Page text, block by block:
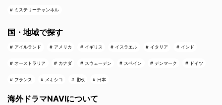
ミステリーチャンネル
国・地域で探す
アイルランド アメリカ イギリス イスラエル イタリア インド
オーストラリア カナダ スウェーデン スペイン デンマーク ドイツ
フランス メキシコ 北欧 日本
海外ドラマNAVIについて